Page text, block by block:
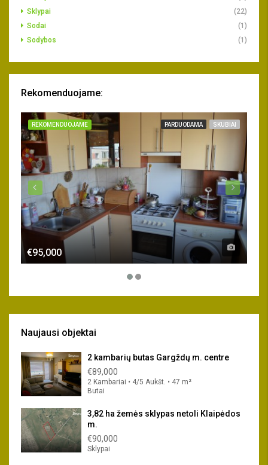
Sklypai
(22)
Sodai
(1)
Sodybos
(1)
Rekomenduojame:
REKOMENDUOJAME PARDUODAMA SKUBIAI
€95,000
Naujausi objektai
2 kambarių butas Gargždų m. centre
€89,000
2 Kambariai • 4/5 Aukšt. • 47 m²
Butai
3,82 ha žemės sklypas netoli Klaipėdos
m.
€90,000
Sklypai